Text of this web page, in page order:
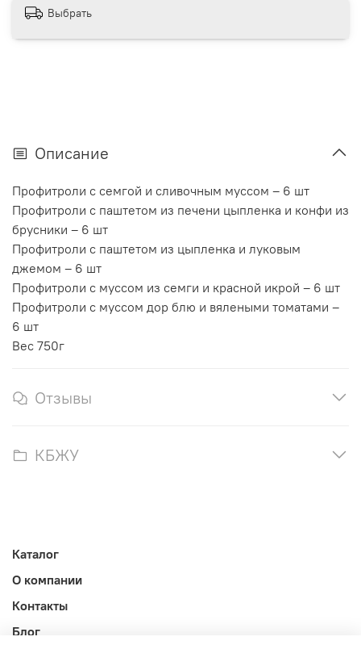
Выбрать
Описание
Профитроли с семгой и сливочным муссом – 6 шт
Профитроли с паштетом из печени цыпленка и конфи из
брусники – 6 шт
Профитроли с паштетом из цыпленка и луковым
джемом – 6 шт
Профитроли с муссом из семги и красной икрой – 6 шт
Профитроли с муссом дор блю и вялеными томатами –
6 шт
Вес 750г
Отзывы
КБЖУ
Каталог
О компании
Контакты
Блог